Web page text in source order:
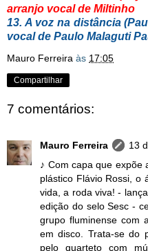
arranjo vocal de Miltinho
13. A voz na distância
vocal de Paulo Malaguti
Mauro Ferreira às 17:05
Compartilhar
7 comentários:
Mauro Ferreira
13
♪ Com capa que expõe
plástico Flávio Rossi, o
vida, a roda viva! -
edição do selo Sesc -
grupo fluminense com
em disco. Trata-se do
pelo quarteto com